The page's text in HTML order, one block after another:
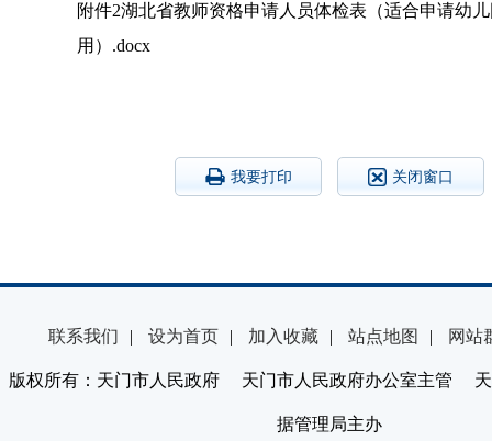
附件2湖北省教师资格申请人员体检表（适合申请幼
用）.docx
我要打印 关闭窗口
联系我们 | 设为首页 | 加入收藏 | 站点地图 | 网站
版权所有：天门市人民政府 天门市人民政府办公室主管 天
据管理局主办